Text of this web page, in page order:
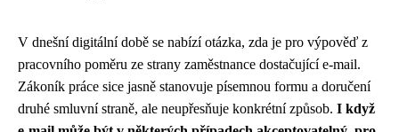
V dnešní digitální době se nabízí otázka, zda je pro výpověď z
pracovního poměru ze strany zaměstnance dostačující e-mail.
Zákoník práce sice jasně stanovuje písemnou formu a doručení
druhé smluvní straně, ale neupřesňuje konkrétní způsob. I když